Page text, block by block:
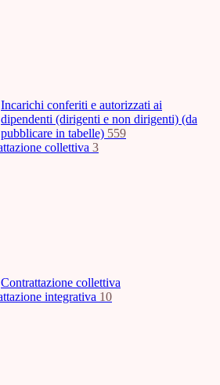
Incarichi conferiti e autorizzati ai
dipendenti (dirigenti e non dirigenti) (da
pubblicare in tabelle) 559
collettiva 3
Contrattazione collettiva
integrativa 10